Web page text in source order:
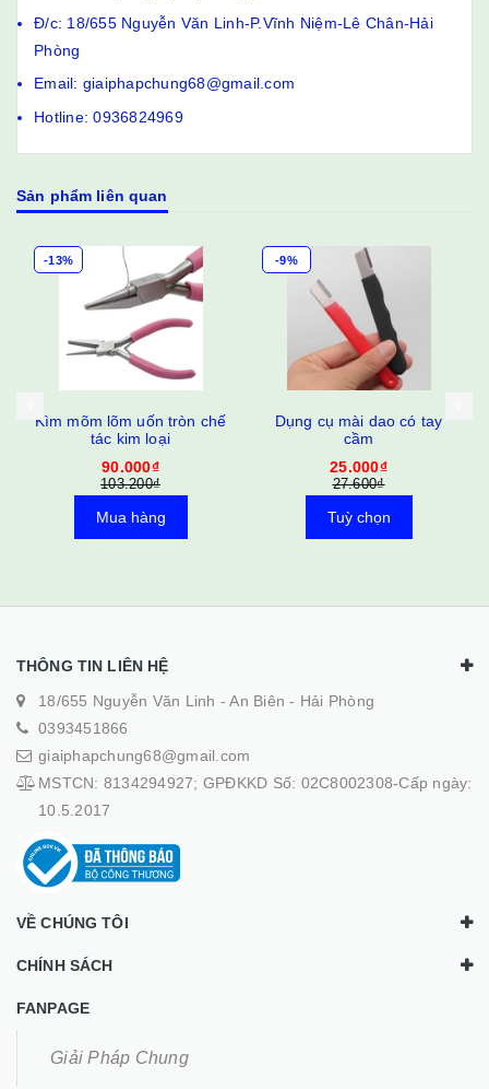
Đ/c: 18/655 Nguyễn Văn Linh-P.Vĩnh Niệm-Lê Chân-Hải
Phòng
Email: giaiphapchung68@gmail.com
Hotline: 0936824969
Sản phẩm liên quan
-13%
Kìm mõm lõm uốn tròn chế
tác kim loại
90.000₫
103.200₫
Mua hàng
-9%
Dụng cụ mài dao có tay
cầm
25.000₫
27.600₫
Tuỳ chọn
THÔNG TIN LIÊN HỆ
18/655 Nguyễn Văn Linh - An Biên - Hải Phòng
0393451866
giaiphapchung68@gmail.com
MSTCN: 8134294927; GPĐKKD Số: 02C8002308-Cấp ngày:
10.5.2017
VỀ CHÚNG TÔI
CHÍNH SÁCH
FANPAGE
Giải Pháp Chung